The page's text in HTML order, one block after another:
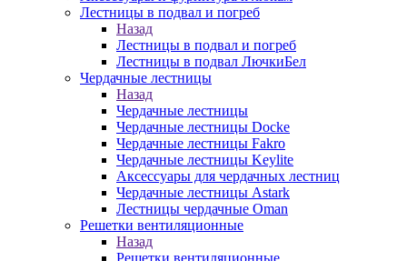
Лестницы в подвал и погреб
Назад
Лестницы в подвал и погреб
Лестницы в подвал ЛючкиБел
Чердачные лестницы
Назад
Чердачные лестницы
Чердачные лестницы Docke
Чердачные лестницы Fakro
Чердачные лестницы Keylite
Аксессуары для чердачных лестниц
Чердачные лестницы Astark
Лестницы чердачные Oman
Решетки вентиляционные
Назад
Решетки вентиляционные